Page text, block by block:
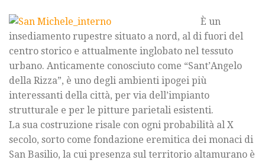
È un
insediamento rupestre situato a nord, al di fuori del
centro storico e attualmente inglobato nel tessuto
urbano. Anticamente conosciuto come “Sant’Angelo
della Rizza”, è uno degli ambienti ipogei più
interessanti della città, per via dell’impianto
strutturale e per le pitture parietali esistenti.
La sua costruzione risale con ogni probabilità al X
secolo, sorto come fondazione eremitica dei monaci di
San Basilio, la cui presenza sul territorio altamurano è